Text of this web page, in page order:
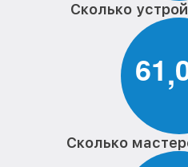
Сколько
61,
Сколько